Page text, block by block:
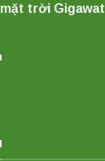
trời